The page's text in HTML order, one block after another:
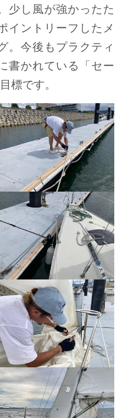
少し風が強かったた
イントリーフしたメ
。今後もプラクティ
書かれている「セー
標です。